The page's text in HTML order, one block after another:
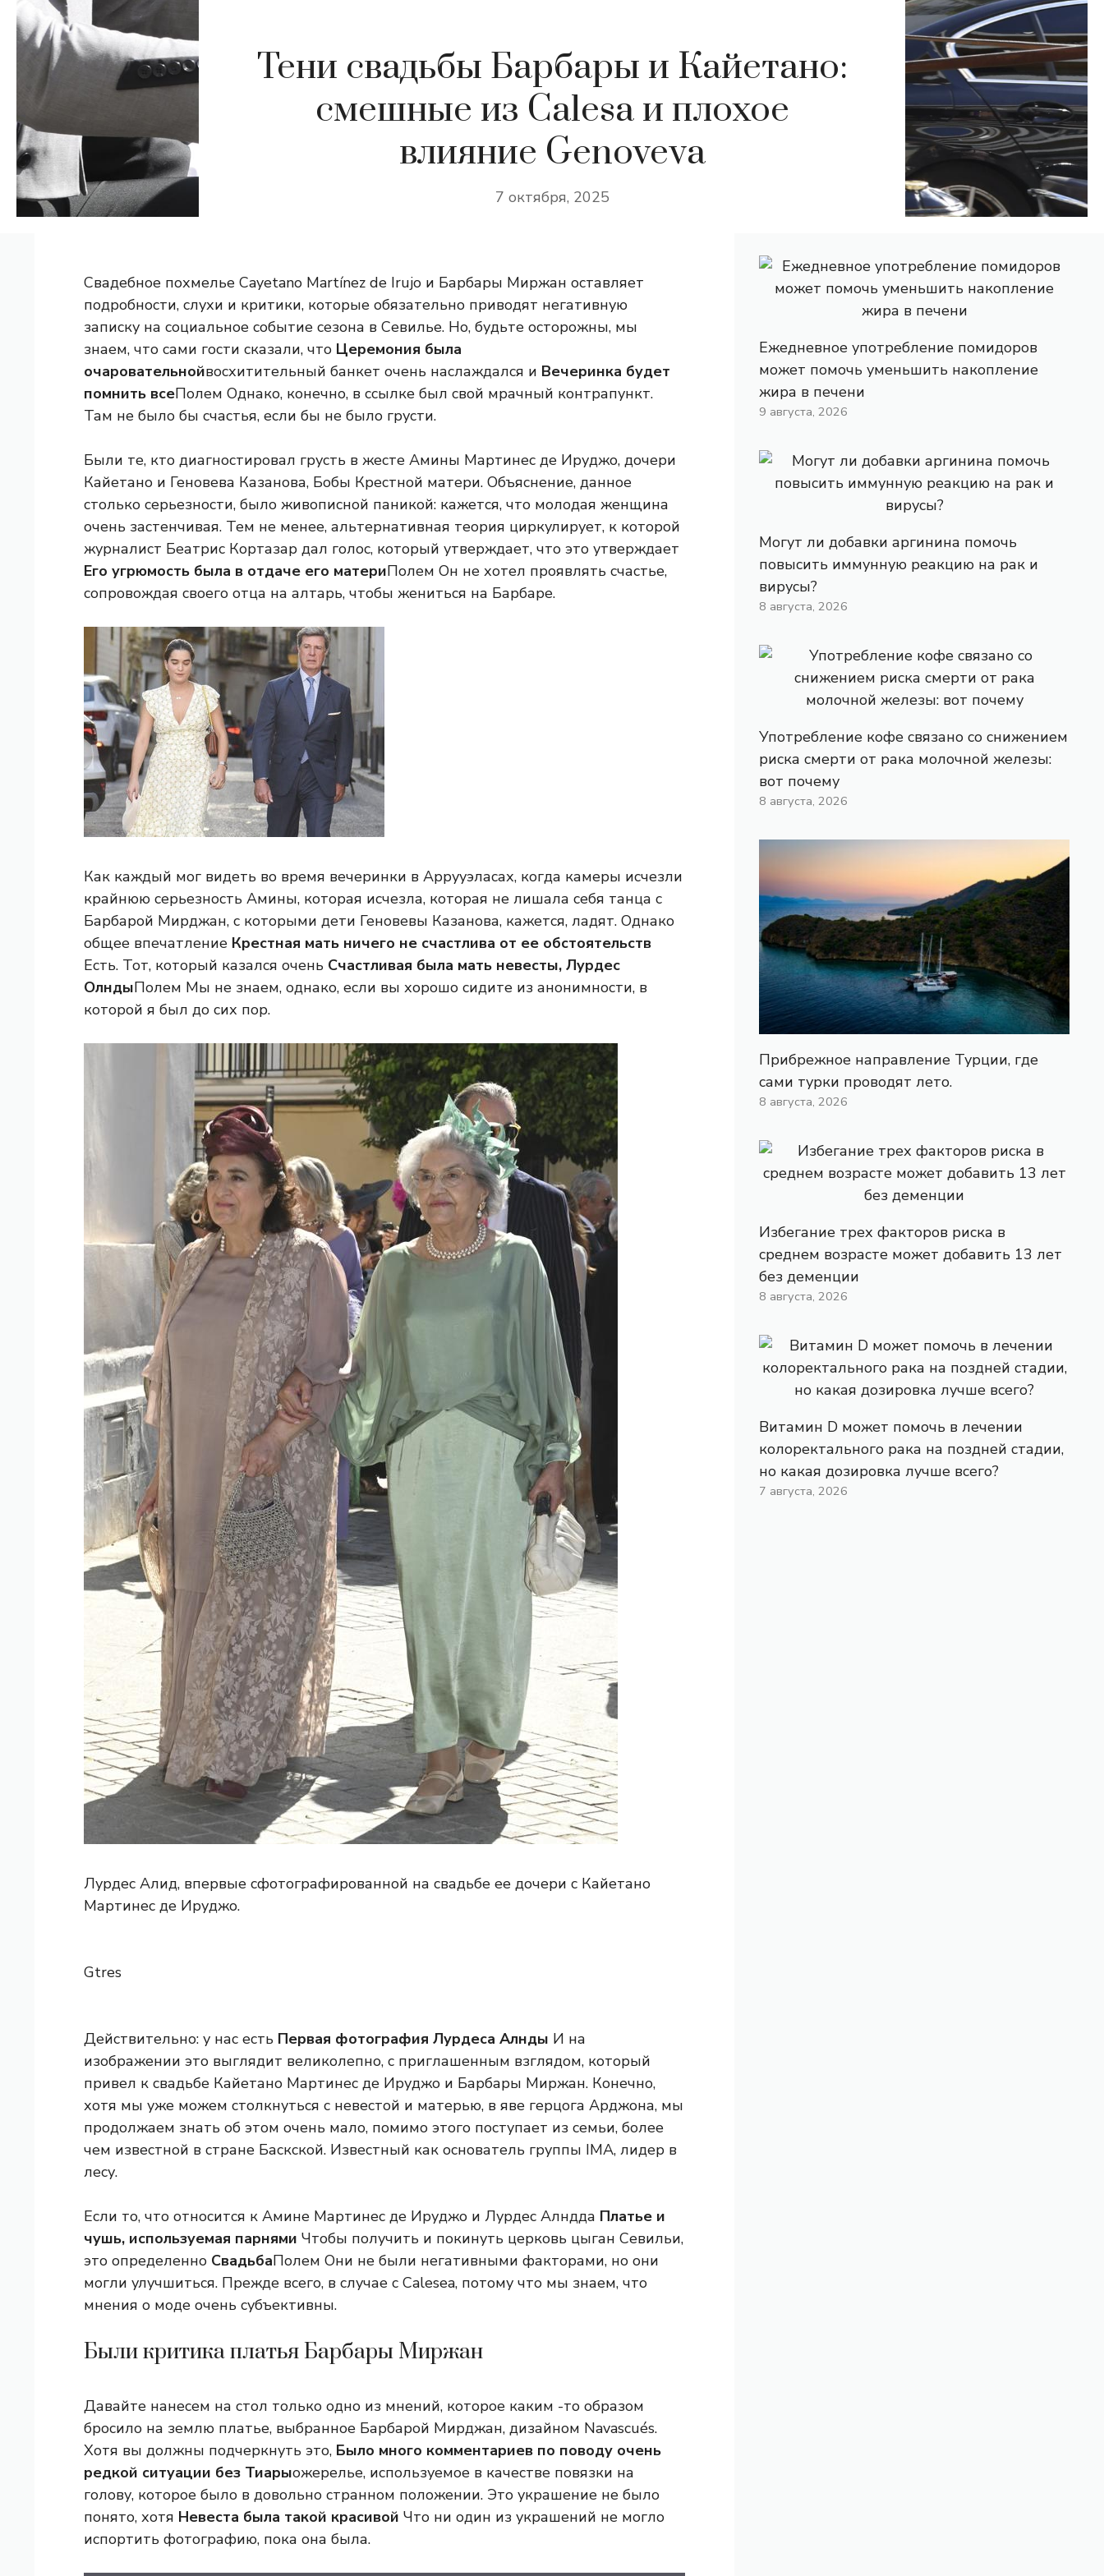
Тени свадьбы Барбары и Кайетано:
смешные из Calesa и плохое
влияние Genoveva
7 октября, 2025
Свадебное похмелье Cayetano Martínez de Irujo и Барбары Миржан оставляет
подробности, слухи и критики, которые обязательно приводят негативную
записку на социальное событие сезона в Севилье. Но, будьте осторожны, мы
знаем, что сами гости сказали, что Церемония была
очаровательнойвосхитительный банкет очень наслаждался и Вечеринка будет
помнить всеПолем Однако, конечно, в ссылке был свой мрачный контрапункт.
Там не было бы счастья, если бы не было грусти.
Были те, кто диагностировал грусть в жесте Амины Мартинес де Ируджо, дочери
Кайетано и Геновева Казанова, Бобы Крестной матери. Объяснение, данное
столько серьезности, было живописной паникой: кажется, что молодая женщина
очень застенчивая. Тем не менее, альтернативная теория циркулирует, к которой
журналист Беатрис Кортазар дал голос, который утверждает, что это утверждает
Его угрюмость была в отдаче его материПолем Он не хотел проявлять счастье,
сопровождая своего отца на алтарь, чтобы жениться на Барбаре.
Как каждый мог видеть во время вечеринки в Аррууэласах, когда камеры исчезли
крайнюю серьезность Амины, которая исчезла, которая не лишала себя танца с
Барбарой Мирджан, с которыми дети Геновевы Казанова, кажется, ладят. Однако
общее впечатление Крестная мать ничего не счастлива от ее обстоятельств
Есть. Тот, который казался очень Счастливая была мать невесты, Лурдес
ОлндыПолем Мы не знаем, однако, если вы хорошо сидите из анонимности, в
которой я был до сих пор.
Лурдес Алид, впервые сфотографированной на свадьбе ее дочери с Кайетано
Мартинес де Ируджо.
Gtres
Действительно: у нас есть Первая фотография Лурдеса Алнды И на
изображении это выглядит великолепно, с приглашенным взглядом, который
привел к свадьбе Кайетано Мартинес де Ируджо и Барбары Миржан. Конечно,
хотя мы уже можем столкнуться с невестой и матерью, в яве герцога Арджона, мы
продолжаем знать об этом очень мало, помимо этого поступает из семьи, более
чем известной в стране Баскской. Известный как основатель группы IMA, лидер в
лесу.
Если то, что относится к Амине Мартинес де Ируджо и Лурдес Алндда Платье и
чушь, используемая парнями Чтобы получить и покинуть церковь цыган Севильи,
это определенно СвадьбаПолем Они не были негативными факторами, но они
могли улучшиться. Прежде всего, в случае с Calesea, потому что мы знаем, что
мнения о моде очень субъективны.
Были критика платья Барбары Миржан
Давайте нанесем на стол только одно из мнений, которое каким -то образом
бросило на землю платье, выбранное Барбарой Мирджан, дизайном Navascués.
Хотя вы должны подчеркнуть это, Было много комментариев по поводу очень
редкой ситуации без Тиарыожерелье, используемое в качестве повязки на
голову, которое было в довольно странном положении. Это украшение не было
понято, хотя Невеста была такой красивой Что ни один из украшений не могло
испортить фотографию, пока она была.
Ежедневное употребление помидоров
может помочь уменьшить накопление
жира в печени
9 августа, 2026
Могут ли добавки аргинина помочь
повысить иммунную реакцию на рак и
вирусы?
8 августа, 2026
Употребление кофе связано со снижением
риска смерти от рака молочной железы:
вот почему
8 августа, 2026
Прибрежное направление Турции, где
сами турки проводят лето.
8 августа, 2026
Избегание трех факторов риска в
среднем возрасте может добавить 13 лет
без деменции
8 августа, 2026
Витамин D может помочь в лечении
колоректального рака на поздней стадии,
но какая дозировка лучше всего?
7 августа, 2026